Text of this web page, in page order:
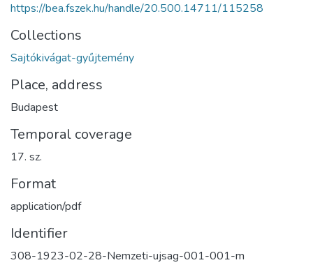
https://bea.fszek.hu/handle/20.500.14711/115258
Collections
Sajtókivágat-gyűjtemény
Place, address
Budapest
Temporal coverage
17. sz.
Format
application/pdf
Identifier
308-1923-02-28-Nemzeti-ujsag-001-001-m